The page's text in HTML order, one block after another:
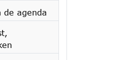
de agenda